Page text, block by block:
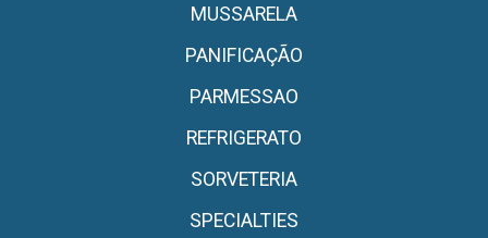
MUSSARELA
PANIFICAÇÃO
PARMESSAO
REFRIGERATO
SORVETERIA
SPECIALTIES